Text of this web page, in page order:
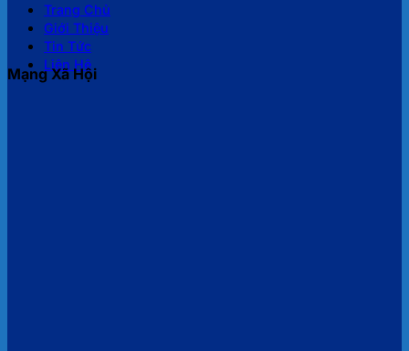
Trang Chủ
Giới Thiệu
Tin Tức
Liên Hệ
Mạng Xã Hội